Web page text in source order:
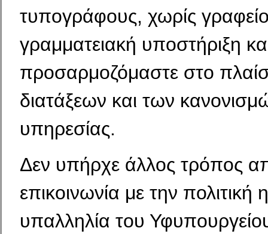
τυπογράφους, χωρίς
γραμματειακή υποστήριξη
προσαρμοζόμαστε στο
διατάξεων και των
υπηρεσίας.
Δεν υπήρχε άλλος τρόπος
επικοινωνία με την πολιτική
υπαλληλία του